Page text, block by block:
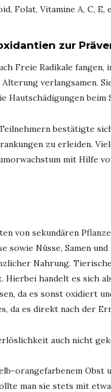
Folat, Vitamine A, C, E,
zur
Freie Radikale
verlangsamen.
Hautschädigungen beim
bestätigte
zu erleiden.
mit Hilfe
von sekundären
sowie Nüsse, Samen
Nahrung.
handelt es sich
da es sonst oxidiert
da es direkt nach der
auch nicht
orangefarbenem
man sie stets mit